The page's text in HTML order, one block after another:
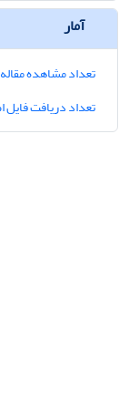
آمار
تعداد مشاهده مقاله
تعداد دریافت فایل